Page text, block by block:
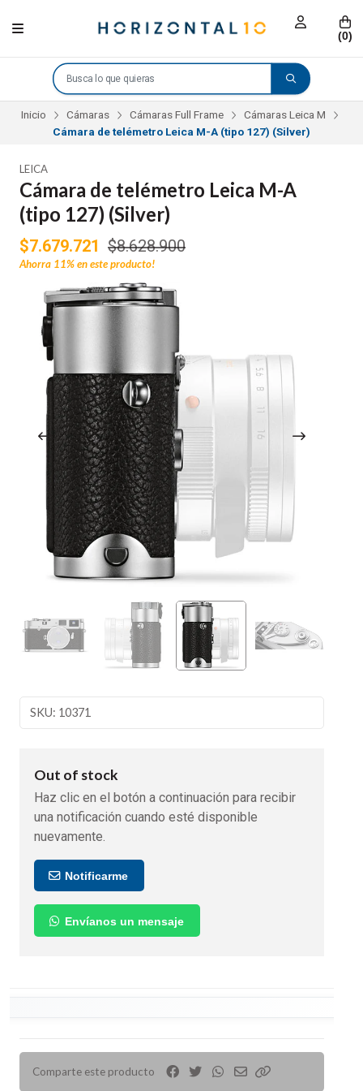
(0)
Inicio Cámaras Cámaras Full Frame
Cámaras Leica M
Cámara de telémetro Leica M-A (tipo 127) (Silver)
LEICA
Cámara de telémetro Leica M-A
(tipo 127) (Silver)
$7.679.721 $8.628.900
Ahorra 11%en este producto!
SKU: 10371
Out of stock
Haz clic en el botón a continuación para recibir
una notificación cuando esté disponible
nuevamente.
Notificarme
Envíanos un mensaje
Comparte este producto